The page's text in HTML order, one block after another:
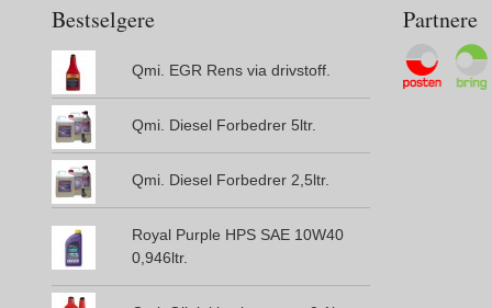
Bestselgere
Qmi. EGR Rens via drivstoff.
Qmi. Diesel Forbedrer 5ltr.
Qmi. Diesel Forbedrer 2,5ltr.
Royal Purple HPS SAE 10W40
0,946ltr.
Partnere